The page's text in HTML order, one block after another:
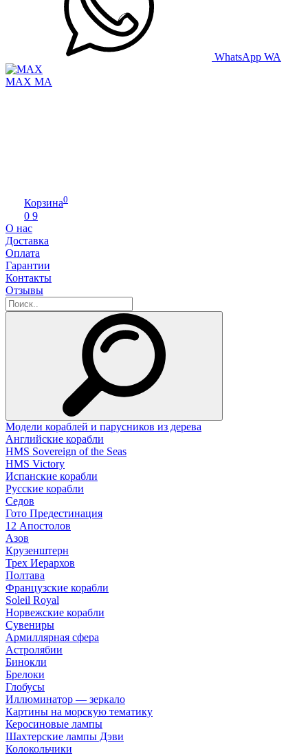
WhatsApp WA
MAX MA
Корзина0
0 9
О нас
Доставка
Оплата
Гарантии
Контакты
Отзывы
Модели кораблей и парусников из дерева
Английские корабли
HMS Sovereign of the Seas
HMS Victory
Испанские корабли
Русские корабли
Седов
Гото Предестинация
12 Апостолов
Азов
Крузенштерн
Трех Иерархов
Полтава
Французские корабли
Soleil Royal
Норвежские корабли
Сувениры
Армиллярная сфера
Астролябии
Бинокли
Брелоки
Глобусы
Иллюминатор — зеркало
Картины на морскую тематику
Керосиновые лампы
Шахтерские лампы Дэви
Колокольчики